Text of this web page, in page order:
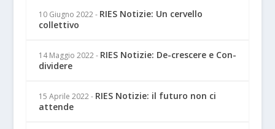
10 Giugno 2022 - RIES Notizie: Un cervello
collettivo
14 Maggio 2022 - RIES Notizie: De-crescere e Con-
dividere
15 Aprile 2022 - RIES Notizie: il futuro non ci
attende